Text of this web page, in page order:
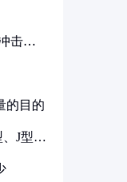
击要
的目的
J型、